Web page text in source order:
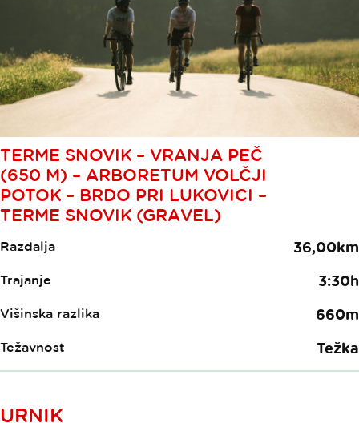
TERME SNOVIK – VRANJA PEČ
(650 M) – ARBORETUM VOLČJI
POTOK – BRDO PRI LUKOVICI –
TERME SNOVIK (GRAVEL)
Razdalja 36,00km
Trajanje 3:30h
Višinska razlika 660m
Težavnost Težka
URNIK